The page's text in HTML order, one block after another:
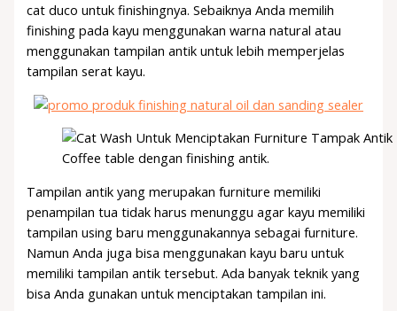
cat duco untuk finishingnya. Sebaiknya Anda memilih
finishing pada kayu menggunakan warna natural atau
menggunakan tampilan antik untuk lebih memperjelas
tampilan serat kayu.
Coffee table dengan finishing antik.
Tampilan antik yang merupakan furniture memiliki
penampilan tua tidak harus menunggu agar kayu memiliki
tampilan using baru menggunakannya sebagai furniture.
Namun Anda juga bisa menggunakan kayu baru untuk
memiliki tampilan antik tersebut. Ada banyak teknik yang
bisa Anda gunakan untuk menciptakan tampilan ini.